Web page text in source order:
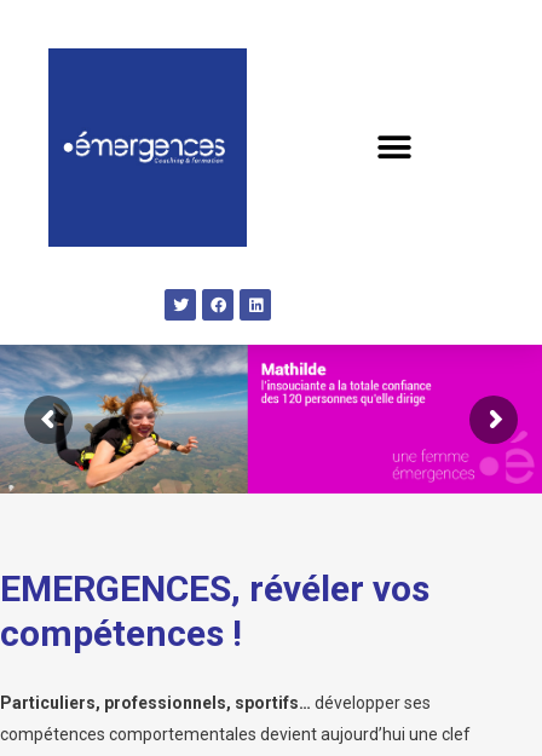
EMERGENCES, révéler vos
compétences !
Particuliers, professionnels, sportifs… développer ses
compétences comportementales devient aujourd’hui une clef